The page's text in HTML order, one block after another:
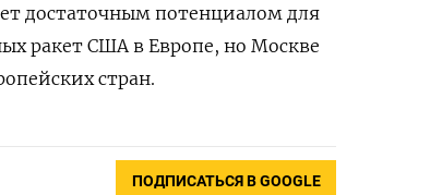
достаточным потенциалом для
ракет США в Европе, но Москве
стран.
ПОДПИСАТЬСЯ В GOOGLE